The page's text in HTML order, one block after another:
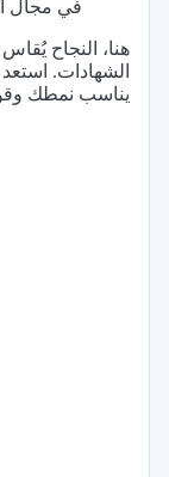
في مجال
هنا، النجاح
الشهادات.
يناسب نمطك